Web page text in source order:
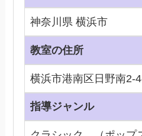
神奈川県 横浜市
教室の住所
横浜市港南区日野南2-
指導ジャンル